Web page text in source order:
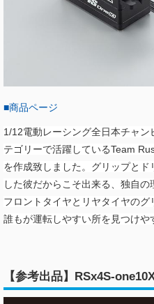
■商品ページ
1/12電動レーシング全日本チャ
テゴリーで活躍しているTeam
を作成致しました。グリップとド
した彼だからこそ出来る、独自
フロントタイヤとリヤタイヤのグ
誰もが運転しやすい所を見つけや
【参考出品】RSx4S-